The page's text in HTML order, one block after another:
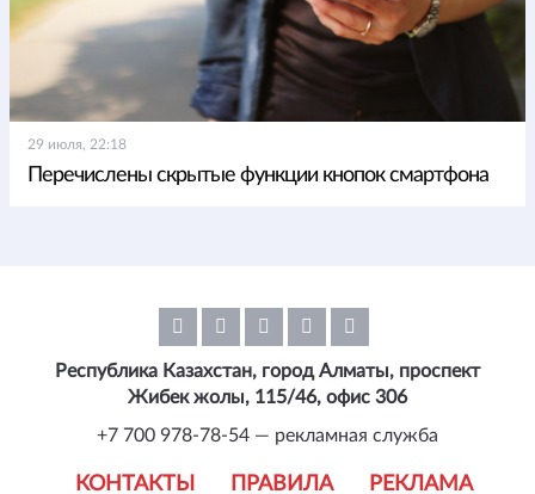
29 июля, 22:18
Перечислены скрытые функции кнопок смартфона
КОНТАКТЫ ПРАВИЛА РЕКЛАМА
Республика Казахстан, город Алматы, проспект
Жибек жолы, 115/46, офис 306
+7 700 978-78-54 — рекламная служба